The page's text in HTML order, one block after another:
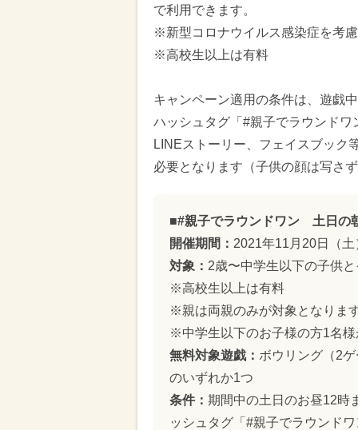
で利用できます。
※新型コロナウイルス感染症を考
※高校生以上は有料
キャンペーン適用の条件は、遊戯
ハッシュタグ「#親子でラウンド
LINEストーリー、フェイスブック
必要となります（子供の顔は写さ
■#親子でラウンドワン 土日の
開催期間： 2021年11月20日（
対象： 2歳〜中学生以下の子供
※高校生以上は有料
※親は両親のみが対象となりま
※中学生以下のお子様の方1名
無料対象遊戯： ボウリング（2
のいずれか1つ
条件： 期間中の土日のお昼12時
ッシュタグ「#親子でラウンド